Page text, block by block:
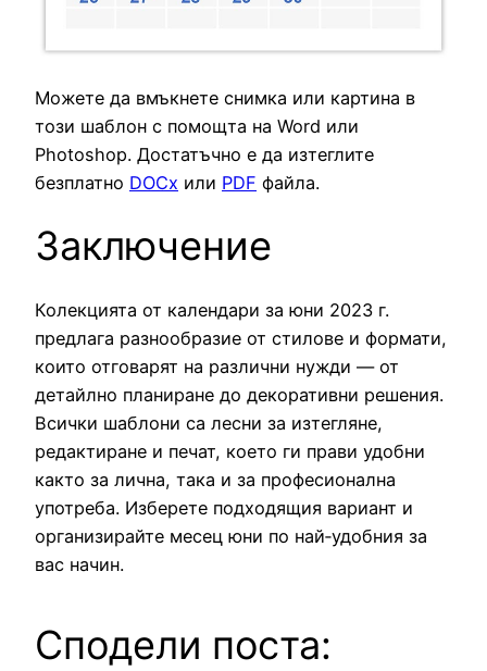
Можете да вмъкнете снимка или картина в
този шаблон с помощта на Word или
Photoshop. Достатъчно е да изтеглите
безплатно DOCx или PDF файла.
Заключение
Колекцията от календари за юни 2023 г.
предлага разнообразие от стилове и формати,
които отговарят на различни нужди — от
детайлно планиране до декоративни решения.
Всички шаблони са лесни за изтегляне,
редактиране и печат, което ги прави удобни
както за лична, така и за професионална
употреба. Изберете подходящия вариант и
организирайте месец юни по най‑удобния за
вас начин.
Сподели поста: